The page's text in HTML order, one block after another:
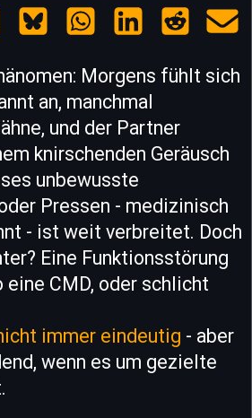
Morgens fühlt sich
an, manchmal
und der Partner
knirschenden Geräusch
unbewusste
Pressen - medizinisch
- ist weit verbreitet. Doch
Eine Funktionsstörung
CMD, oder schlicht
immer eindeutig - aber
wenn es um gezielte